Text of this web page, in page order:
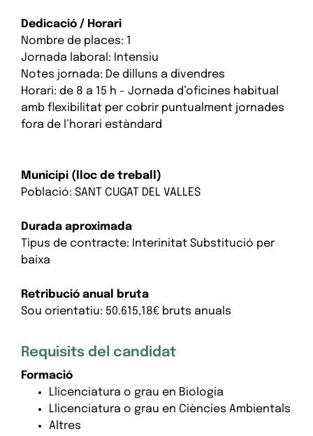
Dedicació / Horari
Nombre de places: 1
Jornada laboral: Intensiu
Notes jornada: De dilluns a divendres
Horari: de 8 a 15 h - Jornada d’oficines habitual
amb flexibilitat per cobrir puntualment jornades
fora de l’horari estàndard
Municipi (lloc de treball)
Població: SANT CUGAT DEL VALLES
Durada aproximada
Tipus de contracte: Interinitat Substitució per
baixa
Retribució anual bruta
Sou orientatiu: 50.615,18€ bruts anuals
Requisits del candidat
Formació
Llicenciatura o grau en Biologia
Llicenciatura o grau en Ciències Ambientals
Altres